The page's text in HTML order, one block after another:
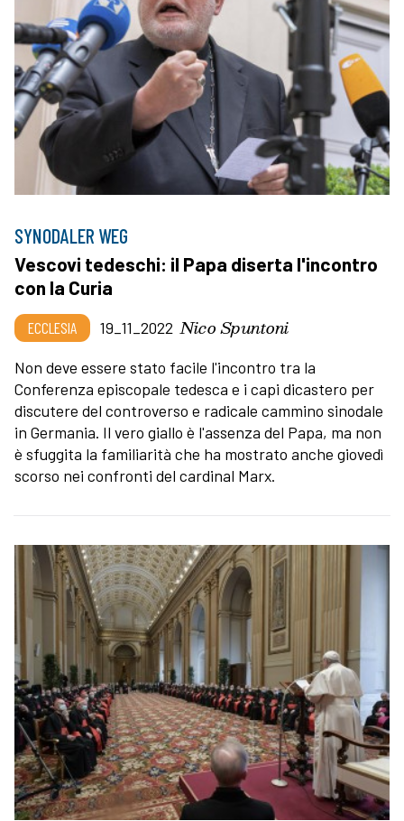
SYNODALER WEG
Vescovi tedeschi: il Papa diserta l'incontro
con la Curia
ECCLESIA 19_11_2022 Nico Spuntoni
Non deve essere stato facile l'incontro tra la
Conferenza episcopale tedesca e i capi dicastero per
discutere del controverso e radicale cammino sinodale
in Germania. Il vero giallo è l'assenza del Papa, ma non
è sfuggita la familiarità che ha mostrato anche giovedì
scorso nei confronti del cardinal Marx.